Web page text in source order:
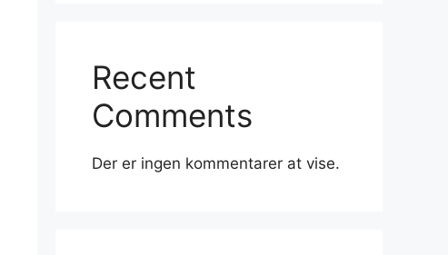
Recent
Comments
Der er ingen kommentarer at vise.